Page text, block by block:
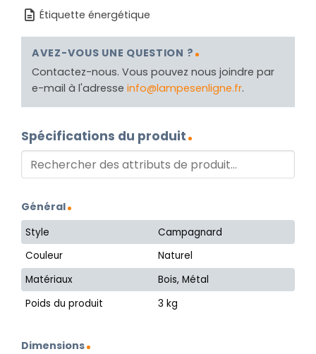
Étiquette énergétique
AVEZ-VOUS UNE QUESTION ?
Contactez-nous. Vous pouvez nous joindre par
e-mail à l'adresse info@lampesenligne.fr.
Spécifications du produit
Général
Style
Campagnard
Couleur
Naturel
Matériaux
Bois, Métal
Poids du produit
3 kg
Dimensions